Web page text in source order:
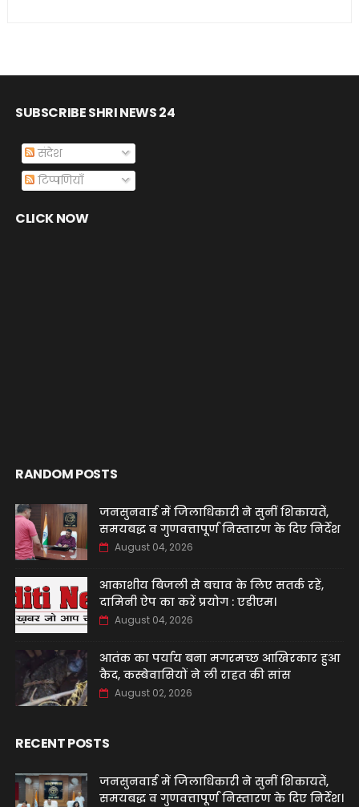
SUBSCRIBE SHRI NEWS 24
संदेश
टिप्पणियाँ
CLICK NOW
RANDOM POSTS
जनसुनवाई में जिलाधिकारी ने सुनीं शिकायतें,
समयबद्ध व गुणवत्तापूर्ण निस्तारण के दिए निर्देश
August 04, 2026
आकाशीय बिजली से बचाव के लिए सतर्क रहें,
दामिनी ऐप का करें प्रयोग : एडीएम।
August 04, 2026
आतंक का पर्याय बना मगरमच्छ आखिरकार हुआ
कैद, कस्बेवासियों ने ली राहत की सांस
August 02, 2026
RECENT POSTS
जनसुनवाई में जिलाधिकारी ने सुनीं शिकायतें,
समयबद्ध व गुणवत्तापूर्ण निस्तारण के दिए निर्देश।